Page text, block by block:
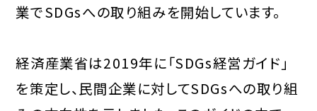
業でSDGsへの取り組みを開始しています。
経済産業省は2019年に「SDGs経営ガイド」
を策定し、民間企業に対してSDGsへの取り組